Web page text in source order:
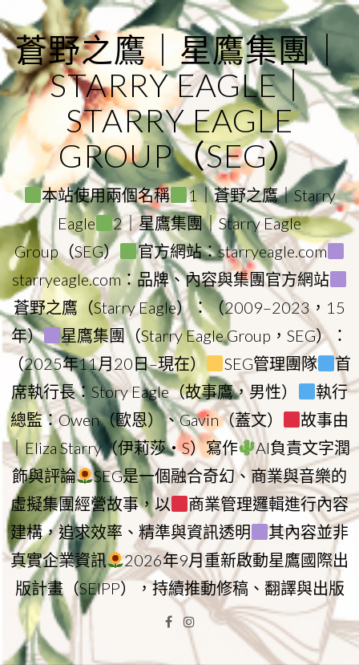
to
content
蒼野之鷹｜星鷹集團｜
STARRY EAGLE｜
STARRY EAGLE
GROUP（SEG）
本站使用兩個名稱
1｜蒼野之鷹｜Starry
Eagle
2｜星鷹集團｜Starry Eagle
Group（SEG）
官方網站：starryeagle.com
starryeagle.com：品牌、內容與集團官方網站
蒼野之鷹（Starry Eagle）：（2009–2023，15
年）
星鷹集團（Starry Eagle Group，SEG）：
（2025年11月20日–現在）
SEG管理團隊
首
席執行長：Story Eagle（故事鷹，男性）
執行
總監：Owen（歐恩）、Gavin（蓋文）
故事由
｜Eliza Starry（伊莉莎・S）寫作
AI負責文字潤
飾與評論
SEG是一個融合奇幻、商業與音樂的
虛擬集團經營故事，以
商業管理邏輯進行內容
建構，追求效率、精準與資訊透明
其內容並非
真實企業資訊
2026年9月重新啟動星鷹國際出
版計畫（SEIPP），持續推動修稿、翻譯與出版
Facebook
Instagram